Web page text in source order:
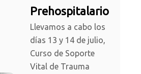
Prehospitalario
Llevamos a cabo los
días 13 y 14 de julio,
Curso de Soporte
Vital de Trauma